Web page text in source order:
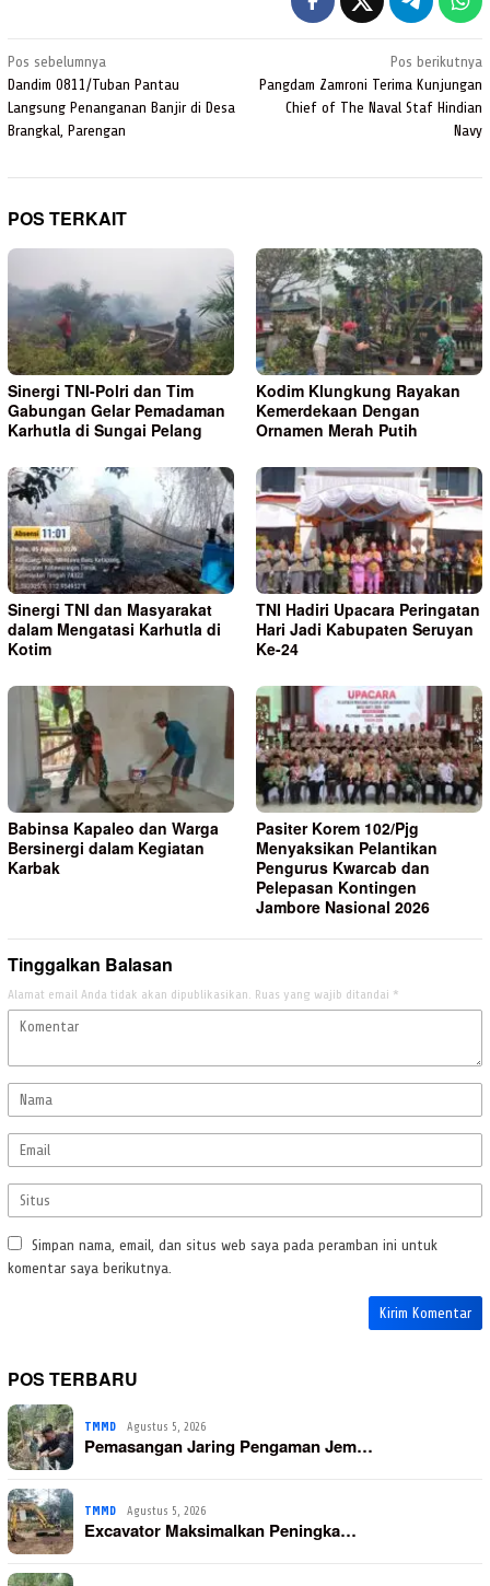
Navigasi
pos
Pos sebelumnya
Dandim 0811/Tuban Pantau
Langsung Penanganan Banjir di Desa
Brangkal, Parengan
Pos berikutnya
Pangdam Zamroni Terima Kunjungan
Chief of The Naval Staf Hindian
Navy
POS TERKAIT
Sinergi TNI-Polri dan Tim
Gabungan Gelar Pemadaman
Karhutla di Sungai Pelang
Kodim Klungkung Rayakan
Kemerdekaan Dengan
Ornamen Merah Putih
Sinergi TNI dan Masyarakat
dalam Mengatasi Karhutla di
Kotim
TNI Hadiri Upacara Peringatan
Hari Jadi Kabupaten Seruyan
Ke-24
Babinsa Kapaleo dan Warga
Bersinergi dalam Kegiatan
Karbak
Pasiter Korem 102/Pjg
Menyaksikan Pelantikan
Pengurus Kwarcab dan
Pelepasan Kontingen
Jambore Nasional 2026
Tinggalkan Balasan
Alamat email Anda tidak akan dipublikasikan. Ruas yang wajib ditandai *
Simpan nama, email, dan situs web saya pada peramban ini untuk
komentar saya berikutnya.
POS TERBARU
TMMD Agustus 5, 2026
Pemasangan Jaring Pengaman Jem…
TMMD Agustus 5, 2026
Excavator Maksimalkan Peningka…